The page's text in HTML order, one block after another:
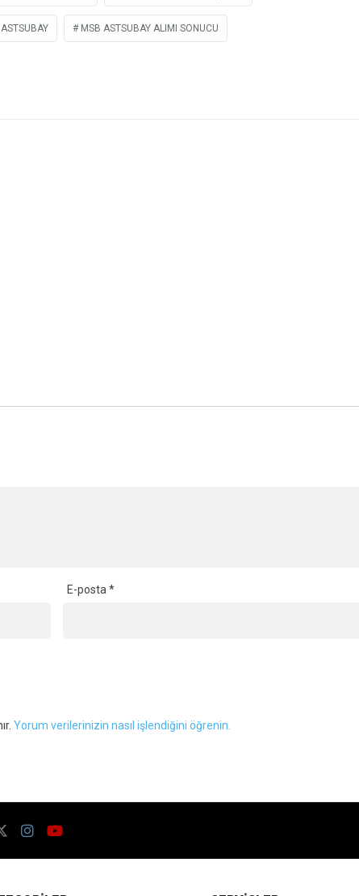
MSB ASTSUBAY ALIMI SONUCU
E-posta*
Yorum verilerinizin nasıl işlendiğini öğrenin.